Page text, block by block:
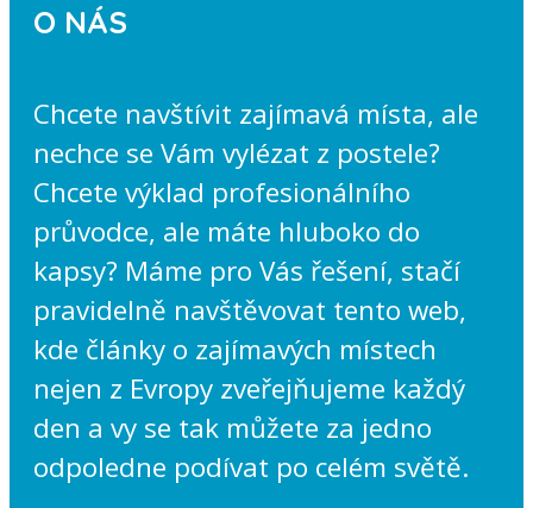
O NÁS
Chcete navštívit zajímavá místa, ale
nechce se Vám vylézat z postele?
Chcete výklad profesionálního
průvodce, ale máte hluboko do
kapsy? Máme pro Vás řešení, stačí
pravidelně navštěvovat tento web,
kde články o zajímavých místech
nejen z Evropy zveřejňujeme každý
den a vy se tak můžete za jedno
odpoledne podívat po celém světě.